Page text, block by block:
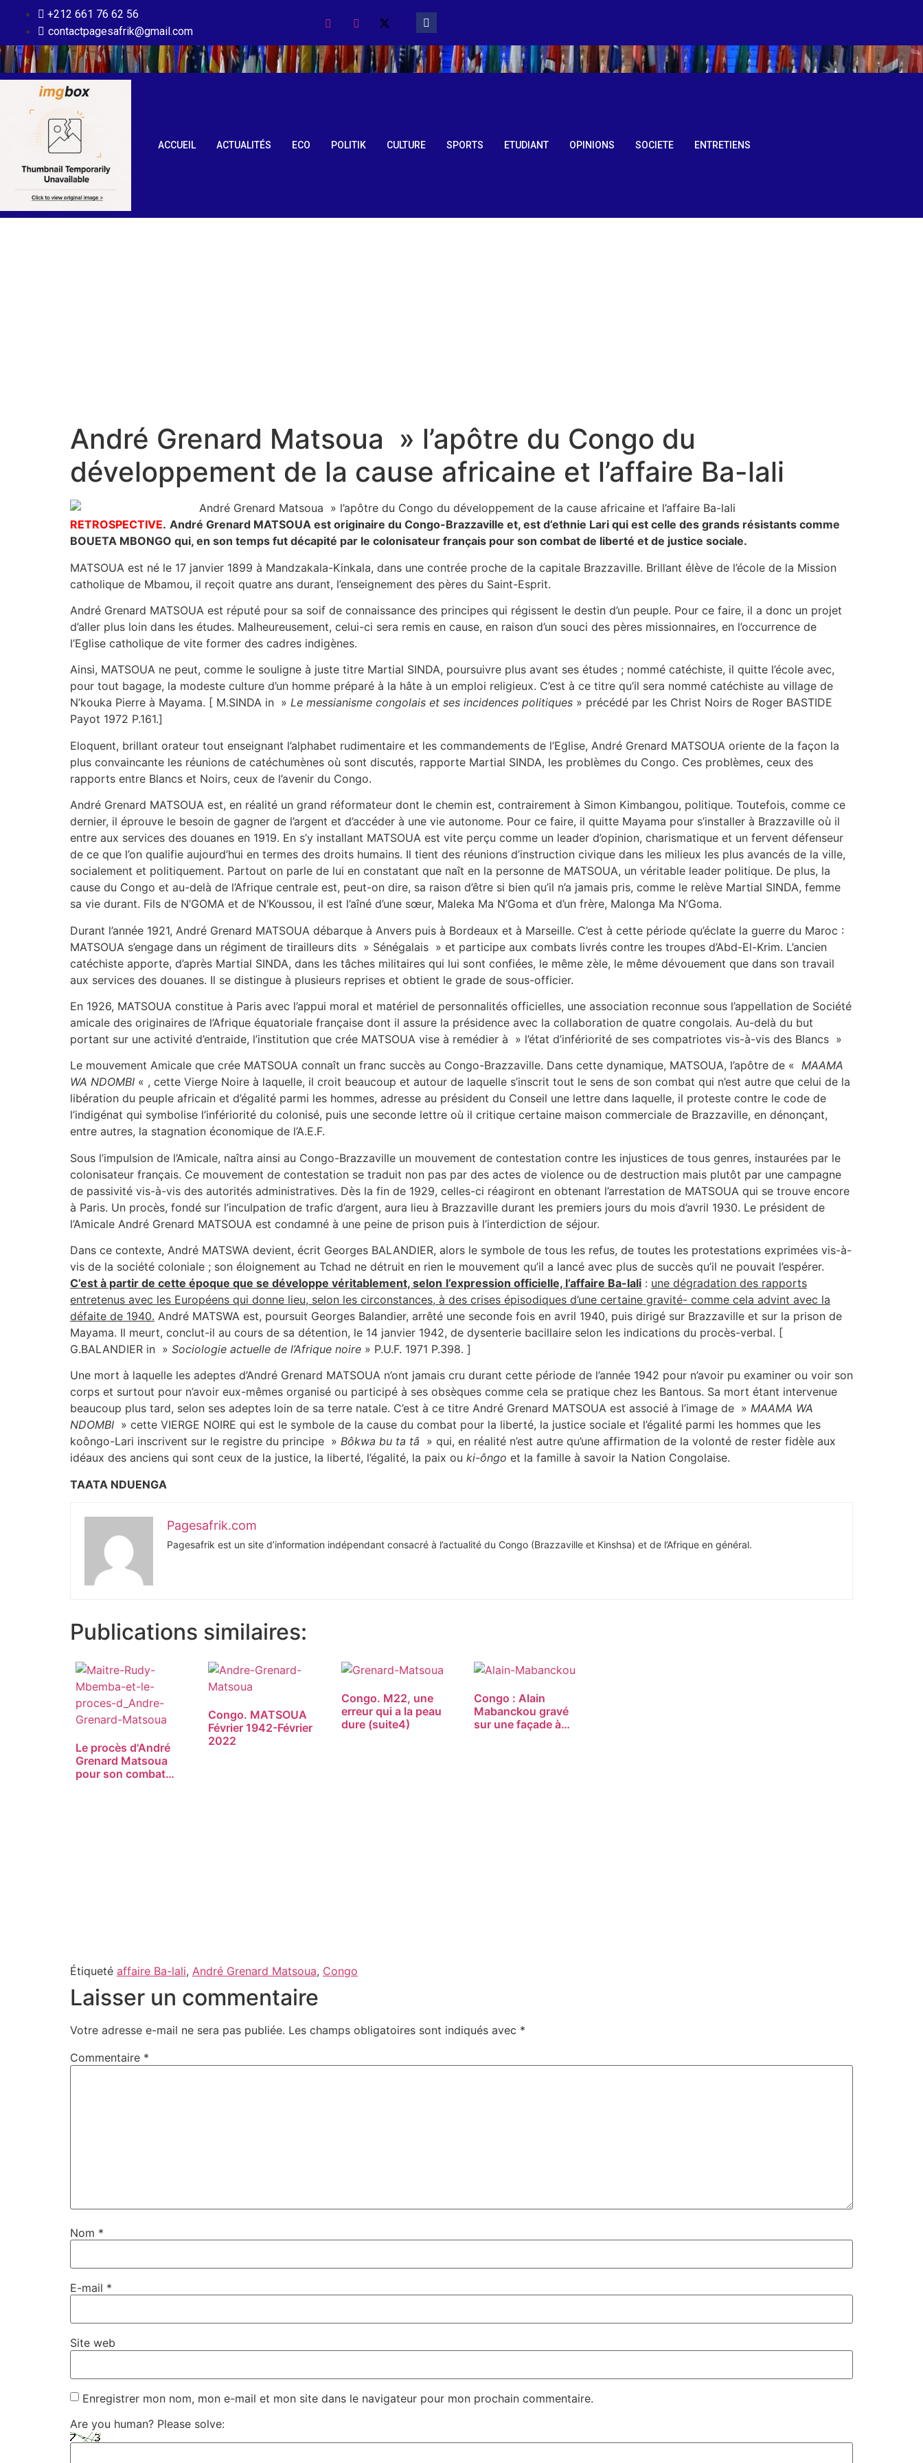
+212 661 76 62 56
contactpagesafrik@gmail.com
ACCUEIL ACTUALITÉS ECO POLITIK CULTURE SPORTS ETUDIANT OPINIONS SOCIETE ENTRETIENS
André Grenard Matsoua » l’apôtre du Congo du
développement de la cause africaine et l’affaire Ba-lali
RETROSPECTIVE. André Grenard MATSOUA est originaire du Congo-Brazzaville et, est d’ethnie Lari qui est celle des grands résistants comme
BOUETA MBONGO qui, en son temps fut décapité par le colonisateur français pour son combat de liberté et de justice sociale.
MATSOUA est né le 17 janvier 1899 à Mandzakala-Kinkala, dans une contrée proche de la capitale Brazzaville. Brillant élève de l’école de la Mission
catholique de Mbamou, il reçoit quatre ans durant, l’enseignement des pères du Saint-Esprit.
André Grenard MATSOUA est réputé pour sa soif de connaissance des principes qui régissent le destin d’un peuple. Pour ce faire, il a donc un projet
d’aller plus loin dans les études. Malheureusement, celui-ci sera remis en cause, en raison d’un souci des pères missionnaires, en l’occurrence de
l’Eglise catholique de vite former des cadres indigènes.
Ainsi, MATSOUA ne peut, comme le souligne à juste titre Martial SINDA, poursuivre plus avant ses études ; nommé catéchiste, il quitte l’école avec,
pour tout bagage, la modeste culture d’un homme préparé à la hâte à un emploi religieux. C’est à ce titre qu’il sera nommé catéchiste au village de
N’kouka Pierre à Mayama. [ M.SINDA in » Le messianisme congolais et ses incidences politiques » précédé par les Christ Noirs de Roger BASTIDE
Payot 1972 P.161.]
Eloquent, brillant orateur tout enseignant l’alphabet rudimentaire et les commandements de l’Eglise, André Grenard MATSOUA oriente de la façon la
plus convaincante les réunions de catéchumènes où sont discutés, rapporte Martial SINDA, les problèmes du Congo. Ces problèmes, ceux des
rapports entre Blancs et Noirs, ceux de l’avenir du Congo.
André Grenard MATSOUA est, en réalité un grand réformateur dont le chemin est, contrairement à Simon Kimbangou, politique. Toutefois, comme ce
dernier, il éprouve le besoin de gagner de l’argent et d’accéder à une vie autonome. Pour ce faire, il quitte Mayama pour s’installer à Brazzaville où il
entre aux services des douanes en 1919. En s’y installant MATSOUA est vite perçu comme un leader d’opinion, charismatique et un fervent défenseur
de ce que l’on qualifie aujourd’hui en termes des droits humains. Il tient des réunions d’instruction civique dans les milieux les plus avancés de la ville,
socialement et politiquement. Partout on parle de lui en constatant que naît en la personne de MATSOUA, un véritable leader politique. De plus, la
cause du Congo et au-delà de l’Afrique centrale est, peut-on dire, sa raison d’être si bien qu’il n’a jamais pris, comme le relève Martial SINDA, femme
sa vie durant. Fils de N’GOMA et de N’Koussou, il est l’aîné d’une sœur, Maleka Ma N’Goma et d’un frère, Malonga Ma N’Goma.
Durant l’année 1921, André Grenard MATSOUA débarque à Anvers puis à Bordeaux et à Marseille. C’est à cette période qu’éclate la guerre du Maroc :
MATSOUA s’engage dans un régiment de tirailleurs dits » Sénégalais » et participe aux combats livrés contre les troupes d’Abd-El-Krim. L’ancien
catéchiste apporte, d’après Martial SINDA, dans les tâches militaires qui lui sont confiées, le même zèle, le même dévouement que dans son travail
aux services des douanes. Il se distingue à plusieurs reprises et obtient le grade de sous-officier.
En 1926, MATSOUA constitue à Paris avec l’appui moral et matériel de personnalités officielles, une association reconnue sous l’appellation de Société
amicale des originaires de l’Afrique équatoriale française dont il assure la présidence avec la collaboration de quatre congolais. Au-delà du but
portant sur une activité d’entraide, l’institution que crée MATSOUA vise à remédier à » l’état d’infériorité de ses compatriotes vis-à-vis des Blancs »
Le mouvement Amicale que crée MATSOUA connaît un franc succès au Congo-Brazzaville. Dans cette dynamique, MATSOUA, l’apôtre de « MAAMA
WA NDOMBI « , cette Vierge Noire à laquelle, il croit beaucoup et autour de laquelle s’inscrit tout le sens de son combat qui n’est autre que celui de la
libération du peuple africain et d’égalité parmi les hommes, adresse au président du Conseil une lettre dans laquelle, il proteste contre le code de
l’indigénat qui symbolise l’infériorité du colonisé, puis une seconde lettre où il critique certaine maison commerciale de Brazzaville, en dénonçant,
entre autres, la stagnation économique de l’A.E.F.
Sous l’impulsion de l’Amicale, naîtra ainsi au Congo-Brazzaville un mouvement de contestation contre les injustices de tous genres, instaurées par le
colonisateur français. Ce mouvement de contestation se traduit non pas par des actes de violence ou de destruction mais plutôt par une campagne
de passivité vis-à-vis des autorités administratives. Dès la fin de 1929, celles-ci réagiront en obtenant l’arrestation de MATSOUA qui se trouve encore
à Paris. Un procès, fondé sur l’inculpation de trafic d’argent, aura lieu à Brazzaville durant les premiers jours du mois d’avril 1930. Le président de
l’Amicale André Grenard MATSOUA est condamné à une peine de prison puis à l’interdiction de séjour.
Dans ce contexte, André MATSWA devient, écrit Georges BALANDIER, alors le symbole de tous les refus, de toutes les protestations exprimées vis-à-
vis de la société coloniale ; son éloignement au Tchad ne détruit en rien le mouvement qu’il a lancé avec plus de succès qu’il ne pouvait l’espérer.
C’est à partir de cette époque que se développe véritablement, selon l’expression officielle, l’affaire Ba-lali : une dégradation des rapports
entretenus avec les Européens qui donne lieu, selon les circonstances, à des crises épisodiques d’une certaine gravité- comme cela advint avec la
défaite de 1940. André MATSWA est, poursuit Georges Balandier, arrêté une seconde fois en avril 1940, puis dirigé sur Brazzaville et sur la prison de
Mayama. Il meurt, conclut-il au cours de sa détention, le 14 janvier 1942, de dysenterie bacillaire selon les indications du procès-verbal. [
G.BALANDIER in » Sociologie actuelle de l’Afrique noire » P.U.F. 1971 P.398. ]
Une mort à laquelle les adeptes d’André Grenard MATSOUA n’ont jamais cru durant cette période de l’année 1942 pour n’avoir pu examiner ou voir son
corps et surtout pour n’avoir eux-mêmes organisé ou participé à ses obsèques comme cela se pratique chez les Bantous. Sa mort étant intervenue
beaucoup plus tard, selon ses adeptes loin de sa terre natale. C’est à ce titre André Grenard MATSOUA est associé à l’image de » MAAMA WA
NDOMBI » cette VIERGE NOIRE qui est le symbole de la cause du combat pour la liberté, la justice sociale et l’égalité parmi les hommes que les
koôngo-Lari inscrivent sur le registre du principe » Bôkwa bu ta tâ » qui, en réalité n’est autre qu’une affirmation de la volonté de rester fidèle aux
idéaux des anciens qui sont ceux de la justice, la liberté, l’égalité, la paix ou ki-ôngo et la famille à savoir la Nation Congolaise.
TAATA NDUENGA
Pagesafrik.com
Pagesafrik est un site d’information indépendant consacré à l’actualité du Congo (Brazzaville et Kinshsa) et de l’Afrique en général.
Publications similaires:
Le procès d'André
Grenard Matsoua
pour son combat
Congo. MATSOUA
Février 1942-Février
2022
Congo. M22, une
erreur qui a la peau
dure (suite4)
Congo : Alain
Mabanckou gravé
sur une façade à…
Étiqueté affaire Ba-lali, André Grenard Matsoua, Congo
Laisser un commentaire
Votre adresse e-mail ne sera pas publiée. Les champs obligatoires sont indiqués avec *
Commentaire *
Nom *
E-mail *
Site web
Enregistrer mon nom, mon e-mail et mon site dans le navigateur pour mon prochain commentaire.
Are you human? Please solve: